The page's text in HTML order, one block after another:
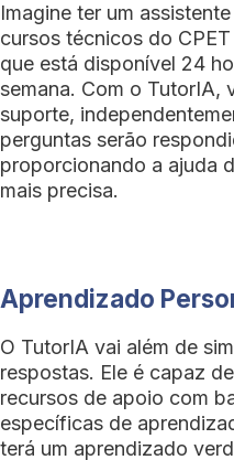
Imagine ter um
cursos técnicos do
que está disponível 24
semana. Com o TutorIA,
suporte,
perguntas serão
proporcionando a ajuda
mais precisa.
Aprendizado
O TutorIA vai além de
respostas. Ele é capaz
recursos de apoio com
específicas de
terá um aprendizado